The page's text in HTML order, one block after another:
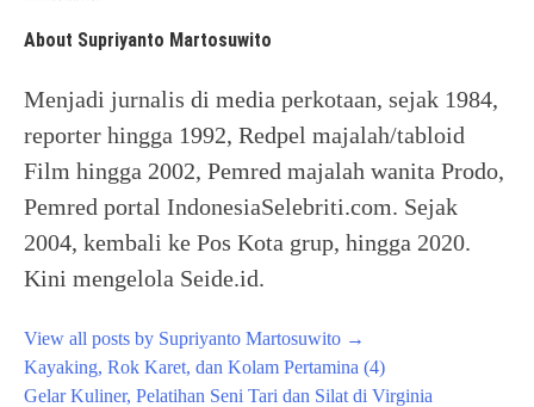
About Supriyanto Martosuwito
Menjadi jurnalis di media perkotaan, sejak 1984,
reporter hingga 1992, Redpel majalah/tabloid
Film hingga 2002, Pemred majalah wanita Prodo,
Pemred portal IndonesiaSelebriti.com. Sejak
2004, kembali ke Pos Kota grup, hingga 2020.
Kini mengelola Seide.id.
View all posts by Supriyanto Martosuwito →
Post
navigation
Kayaking, Rok Karet, dan Kolam Pertamina (4)
Gelar Kuliner, Pelatihan Seni Tari dan Silat di Virginia